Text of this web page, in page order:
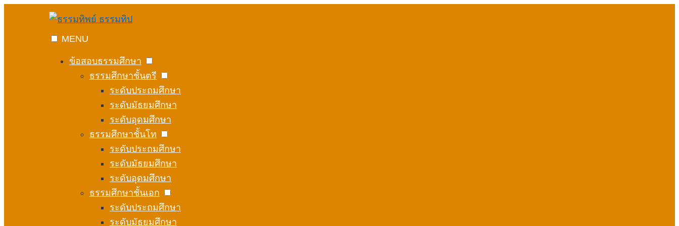
MENU
ข้อสอบธรรมศึกษา
ธรรมศึกษาชั้นตรี
ระดับประถมศึกษา
ระดับมัธยมศึกษา
ระดับอุดมศึกษา
ธรรมศึกษาชั้นโท
ระดับประถมศึกษา
ระดับมัธยมศึกษา
ระดับอุดมศึกษา
ธรรมศึกษาชั้นเอก
ระดับประถมศึกษา
ระดับมัธยมศึกษา